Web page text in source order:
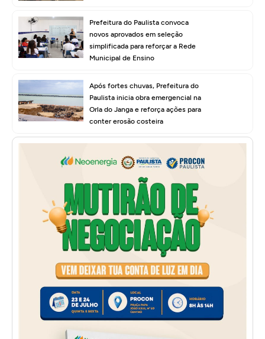
Prefeitura do Paulista convoca
novos aprovados em seleção
simplificada para reforçar a Rede
Municipal de Ensino
Após fortes chuvas, Prefeitura do
Paulista inicia obra emergencial na
Orla do Janga e reforça ações para
conter erosão costeira